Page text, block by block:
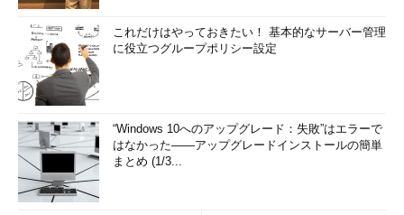
これだけはやっておきたい！ 基本的なサーバー管理
に役立つグループポリシー設定
“Windows 10へのアップグレード：失敗”はエラーで
はなかった――アップグレードインストールの簡単
まとめ (1/3...